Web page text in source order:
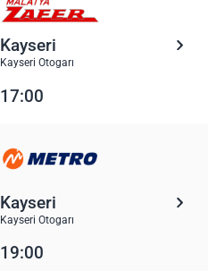
Kayseri
Kayseri Otogarı
17:00
Kayseri
Kayseri Otogarı
19:00